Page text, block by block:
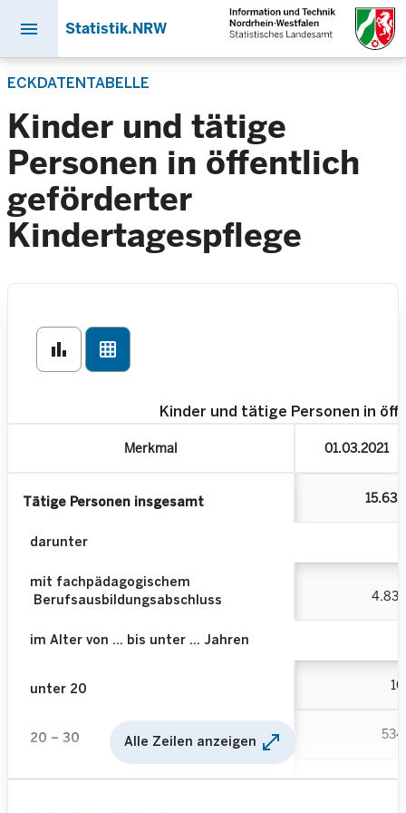
zum
Inhalt
menu Statistik.NRW
ECKDATENTABELLE
Kinder und tätige
Personen in öffentlich
geförderter
Kindertagespflege
bar_chart grid_on
Kinder und tätige Personen in
Merkmal 01.03.2021
Tätige Personen insgesamt 15.635
darunter
mit fachpädagogischem
Berufsausbildungsabschluss
4.831
im Alter von … bis unter … Jahren
unter 20 10
20 – 30 534
1.477
Alle Zeilen anzeigen open_in_full